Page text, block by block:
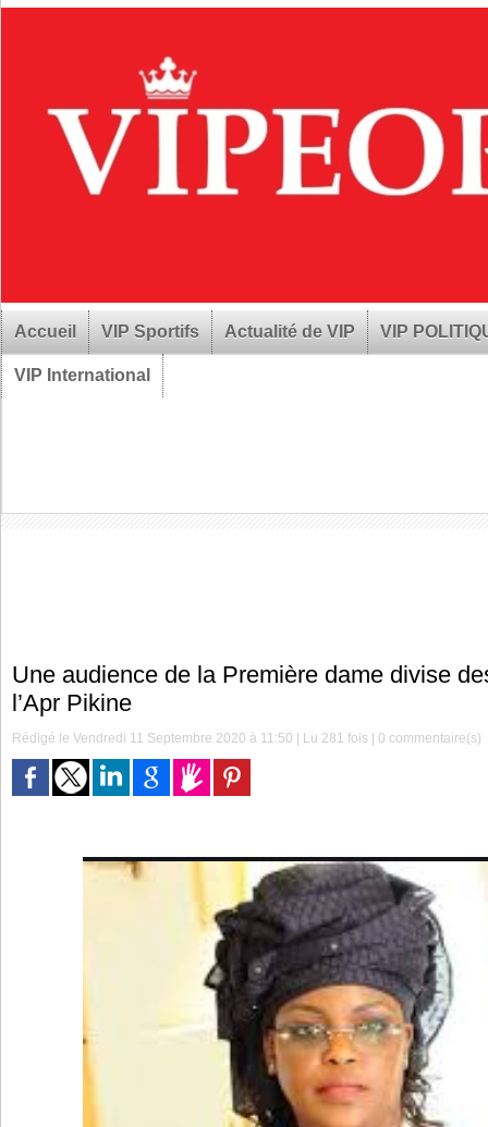
Accueil VIP Sportifs Actualité de VIP VIP
VIP International
Une audience de la Première dame divise
l’Apr Pikine
Rédigé le Vendredi 11 Septembre 2020 à 11:50 | Lu 281 fois |0 commentaire(s)